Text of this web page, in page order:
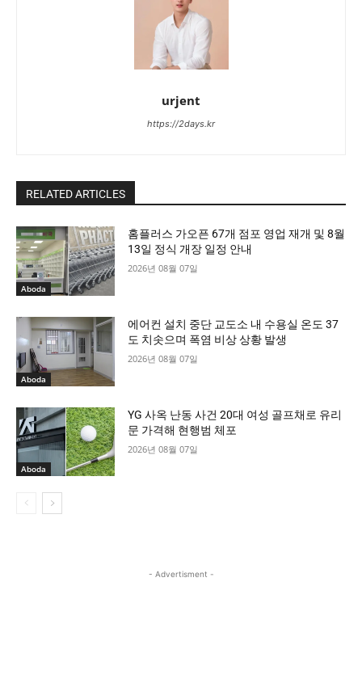
urjent
https://2days.kr
RELATED ARTICLES
Aboda
홈플러스 가오픈 67개 점포 영업 재개 및 8월
13일 정식 개장 일정 안내
2026년 08월 07일
Aboda
에어컨 설치 중단 교도소 내 수용실 온도 37
도 치솟으며 폭염 비상 상황 발생
2026년 08월 07일
Aboda
YG 사옥 난동 사건 20대 여성 골프채로 유리
문 가격해 현행범 체포
2026년 08월 07일
- Advertisment -